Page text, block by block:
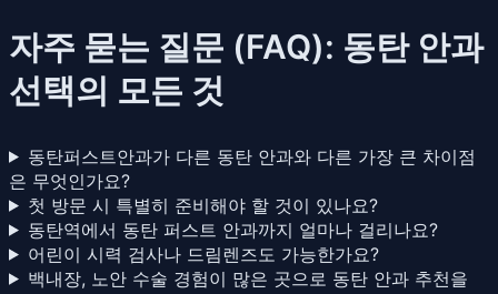
자주 묻는 질문 (FAQ): 동탄 안과
선택의 모든 것
동탄퍼스트안과가 다른 동탄 안과와 다른 가장 큰 차이점
은 무엇인가요?
첫 방문 시 특별히 준비해야 할 것이 있나요?
동탄역에서 동탄 퍼스트 안과까지 얼마나 걸리나요?
어린이 시력 검사나 드림렌즈도 가능한가요?
백내장, 노안 수술 경험이 많은 곳으로 동탄 안과 추천을